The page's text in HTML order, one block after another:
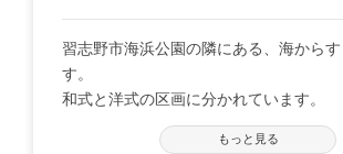
習志野市海浜公園の隣にある、海から
す。
和式と洋式の区画に分かれています。
合葬式墓地もあります。
管理事務所、休憩所（売店）、和室2室
もっと見る